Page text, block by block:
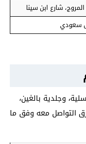
شارع ابن سينا
وجلدية بالغين،
التواصل معه وفق ما